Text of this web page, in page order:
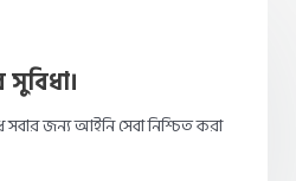
সুবিধা।
সবার জন্য আইনি সেবা নিশ্চিত করা